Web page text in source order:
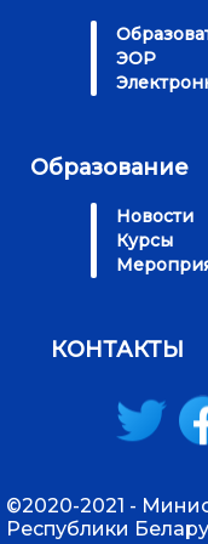
ЭОР
Образование
Новости
Курсы
КОНТАКТЫ
©2020-2021 -
Республики